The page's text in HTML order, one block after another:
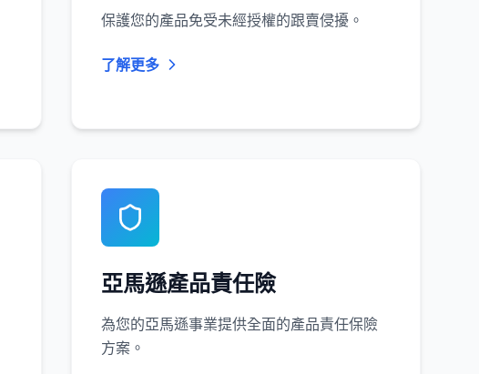
保護您的產品免受未經授權的跟賣侵擾。
了解更多
亞馬遜產品責任險
為您的亞馬遜事業提供全面的產品責任保險
方案。